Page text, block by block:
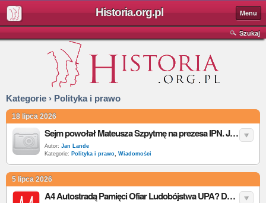
Historia.org.pl Menu
Szukaj
Kategorie › Polityka i prawo
18 lipca 2026
Sejm powołał Mateusza Szpytmę na prezesa IPN. Jak głosowały kluby i co teraz zrobi Senat?
Autor: Jan Lande
Kategorie: Polityka i prawo, Wiadomości
5 lipca 2026
A4 Autostradą Pamięci Ofiar Ludobójstwa UPA? Do Sejmu trafił projekt uchwały